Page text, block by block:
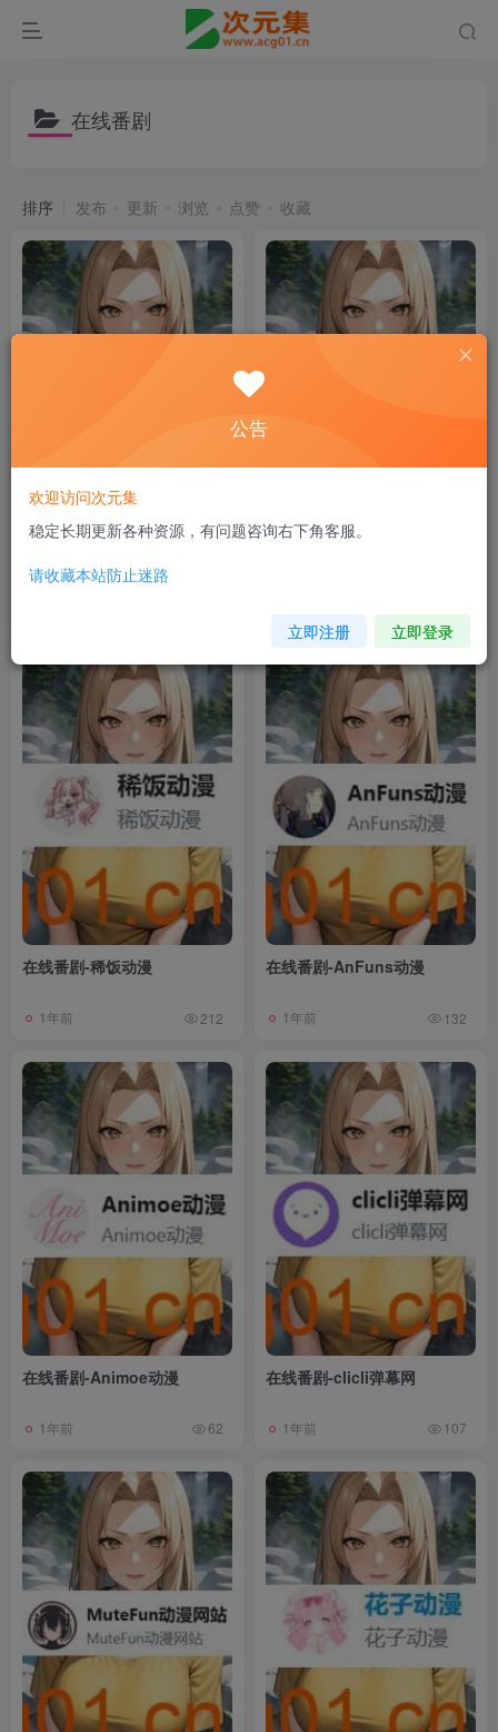
在线番剧
排序 发布 更新 浏览 点赞 收藏
在线番剧-稀饭动漫
1年前 212
在线番剧-AnFuns动漫
1年前 132
在线番剧-Animoe动漫
1年前 62
在线番剧-clicli弹幕网
1年前 107
公告
欢迎访问次元集
稳定长期更新各种资源，有问题咨询右下角客服。
请收藏本站防止迷路
立即注册 立即登录